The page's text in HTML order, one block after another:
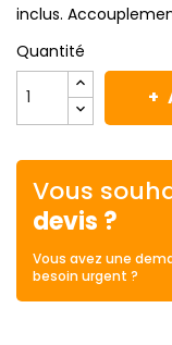
inclus.
Quantité
Vous
devis ?
Vous avez une
besoin urgent ?